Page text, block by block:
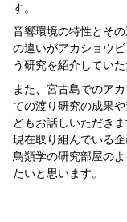
す。
音響環境の特性とそ
の違いがアカショウ
う研究を紹介していた
また、宮古島でのア
ての渡り研究の成果
どもお話しいただき
現在取り組んでいる
鳥類学の研究部屋の
たいと思います。